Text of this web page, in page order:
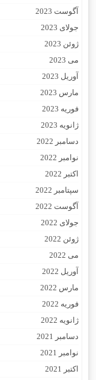
آگوست 2023
جولای 2023
ژوئن 2023
می 2023
آوریل 2023
مارس 2023
فوریه 2023
ژانویه 2023
دسامبر 2022
نوامبر 2022
اکتبر 2022
سپتامبر 2022
آگوست 2022
جولای 2022
ژوئن 2022
می 2022
آوریل 2022
مارس 2022
فوریه 2022
ژانویه 2022
دسامبر 2021
نوامبر 2021
اکتبر 2021